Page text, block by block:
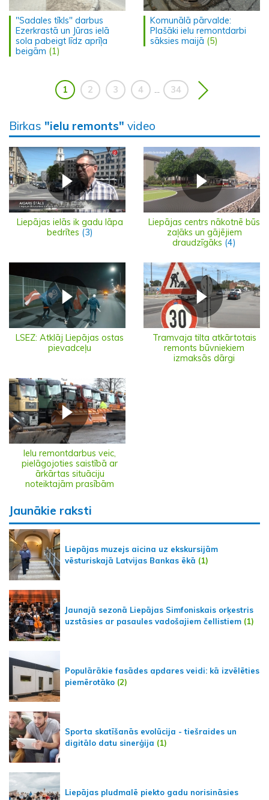
"Sadales tīkls" darbus
Ezerkrastā un Jūras ielā
sola pabeigt līdz aprīļa
beigām (1)
Komunālā pārvalde:
Plašāki ielu remontdarbi
sāksies maijā (5)
1 2 3 4 34
Birkas "ielu remonts" video
Liepājas ielās ik gadu lāpa
bedrītes (3)
Liepājas centrs nākotnē būs
zaļāks un gājējiem
draudzīgāks (4)
LSEZ: Atklāj Liepājas ostas
pievadceļu
Tramvaja tilta atkārtotais
remonts būvniekiem
izmaksās dārgi
Ielu remontdarbus veic,
pielāgojoties saistībā ar
ārkārtas situāciju
noteiktajām prasībām
Jaunākie raksti
Liepājas muzejs aicina uz ekskursijām
vēsturiskajā Latvijas Bankas ēkā (1)
Jaunajā sezonā Liepājas Simfoniskais orķestris
uzstāsies ar pasaules vadošajiem čellistiem (1)
Populārākie fasādes apdares veidi: kā izvēlēties
piemērotāko (2)
Sporta skatīšanās evolūcija - tiešraides un
digitālo datu sinerģija (1)
Liepājas pludmalē piekto gadu norisināsies